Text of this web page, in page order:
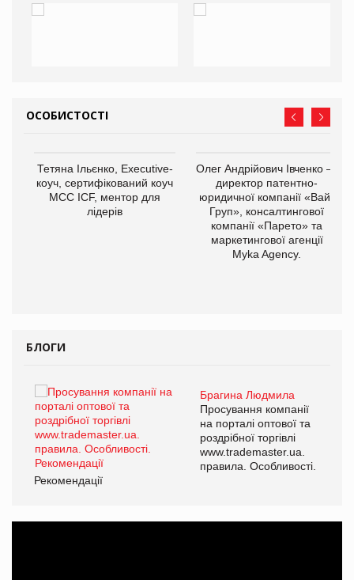
ОСОБИСТОСТІ
Тетяна Ільєнко, Executive-
коуч, сертифікований коуч
МСС ICF, ментор для
лідерів
Олег Андрійович Івченко —
директор патентно-
юридичної компанії «Вайз
Груп», консалтингової
компанії «Парето» та
маркетингової агенції
Myka Agency.
БЛОГИ
Брагина Людмила
Просування компанії
на порталі оптової та
роздрібної торгівлі
www.trademaster.ua.
правила. Особливості.
Рекомендації